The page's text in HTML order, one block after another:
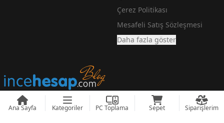
Ana Sayfa Kategoriler PC Toplama Sepet Siparişlerim
Çerez Politikası
Mesafeli Satış Sözleşmesi
Daha fazla göster